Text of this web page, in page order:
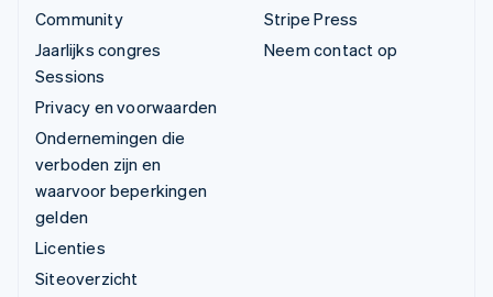
Community
Jaarlijks congres
Sessions
Privacy en voorwaarden
Ondernemingen die
verboden zijn en
waarvoor beperkingen
gelden
Licenties
Siteoverzicht
Stripe Press
Neem contact op